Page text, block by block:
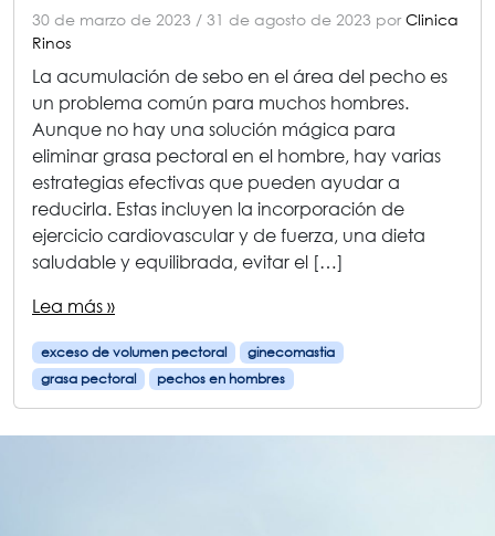
30 de marzo de 2023 / 31 de agosto de 2023 porClinica
Rinos
La acumulación de sebo en el área del pecho es
un problema común para muchos hombres.
Aunque no hay una solución mágica para
eliminar grasa pectoral en el hombre, hay varias
estrategias efectivas que pueden ayudar a
reducirla. Estas incluyen la incorporación de
ejercicio cardiovascular y de fuerza, una dieta
saludable y equilibrada, evitar el […]
Lea más »
exceso de volumen pectoral
ginecomastia
grasa pectoral
pechos en hombres